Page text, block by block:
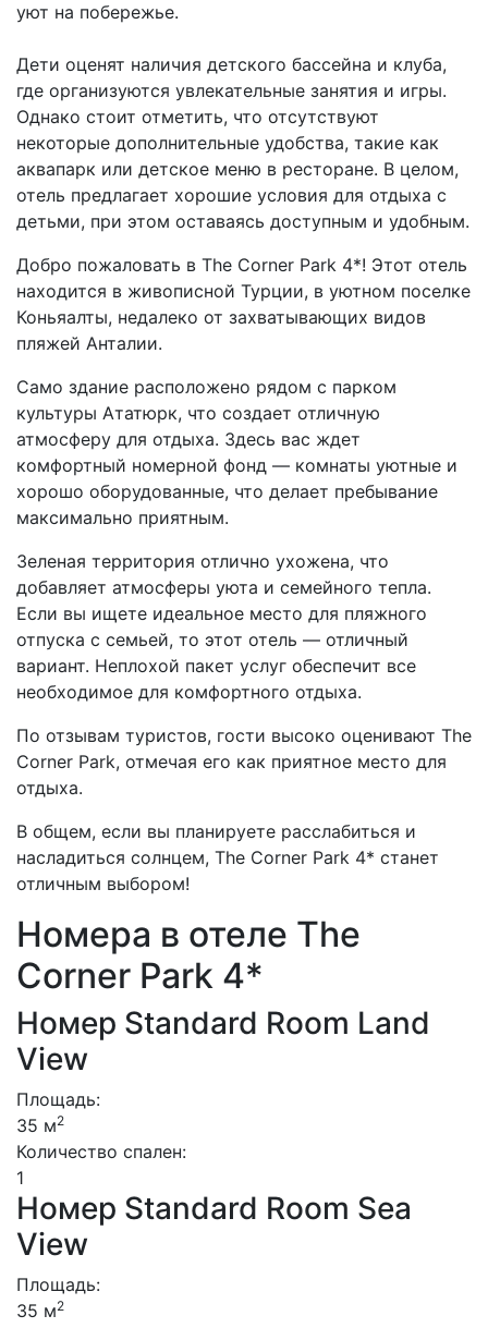
уют на побережье.
Дети оценят наличия детского бассейна и клуба,
где организуются увлекательные занятия и игры.
Однако стоит отметить, что отсутствуют
некоторые дополнительные удобства, такие как
аквапарк или детское меню в ресторане. В целом,
отель предлагает хорошие условия для отдыха с
детьми, при этом оставаясь доступным и удобным.
Добро пожаловать в The Corner Park 4*! Этот отель
находится в живописной Турции, в уютном поселке
Коньяалты, недалеко от захватывающих видов
пляжей Анталии.
Само здание расположено рядом с парком
культуры Ататюрк, что создает отличную
атмосферу для отдыха. Здесь вас ждет
комфортный номерной фонд — комнаты уютные и
хорошо оборудованные, что делает пребывание
максимально приятным.
Зеленая территория отлично ухожена, что
добавляет атмосферы уюта и семейного тепла.
Если вы ищете идеальное место для пляжного
отпуска с семьей, то этот отель — отличный
вариант. Неплохой пакет услуг обеспечит все
необходимое для комфортного отдыха.
По отзывам туристов, гости высоко оценивают The
Corner Park, отмечая его как приятное место для
отдыха.
В общем, если вы планируете расслабиться и
насладиться солнцем, The Corner Park 4* станет
отличным выбором!
Номера в отеле The
Corner Park 4*
Номер Standard Room Land
View
Площадь:
35 м2
Количество спален:
1
Номер Standard Room Sea
View
Площадь:
35 м2